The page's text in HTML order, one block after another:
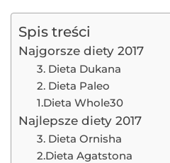
Spis treści
Najgorsze diety 2017
3. Dieta Dukana
2. Dieta Paleo
1.Dieta Whole30
Najlepsze diety 2017
3. Dieta Ornisha
2.Dieta Agatstona